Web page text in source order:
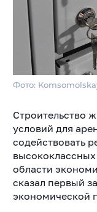
Фото:
Строительство
условий для
содействовать
области
сказал первый
экономической